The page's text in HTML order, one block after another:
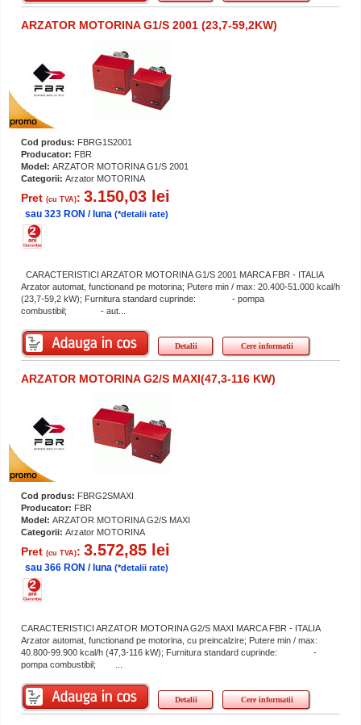
ARZATOR MOTORINA G1/S 2001 (23,7-59,2KW)
Cod produs: FBRG1S2001
Producator: FBR
Model: ARZATOR MOTORINA G1/S 2001
Categorii: Arzator MOTORINA
Pret (cu TVA): 3.150,03 lei
sau 323 RON / luna (*detalii rate)
CARACTERISTICI ARZATOR MOTORINA G1/S 2001 MARCA FBR - ITALIA
Arzator automat, functionand pe motorina; Putere min / max: 20.400-51.000 kcal/h
(23,7-59,2 kW); Furnitura standard cuprinde: - pompa
combustibil; - aut...
Detalii Cere informatii
ARZATOR MOTORINA G2/S MAXI(47,3-116 KW)
Cod produs: FBRG2SMAXI
Producator: FBR
Model: ARZATOR MOTORINA G2/S MAXI
Categorii: Arzator MOTORINA
Pret (cu TVA): 3.572,85 lei
sau 366 RON / luna (*detalii rate)
CARACTERISTICI ARZATOR MOTORINA G2/S MAXI MARCA FBR - ITALIA
Arzator automat, functionand pe motorina, cu preincalzire; Putere min / max:
40.800-99.900 kcal/h (47,3-116 kW); Furnitura standard cuprinde: -
pompa combustibil; ...
Detalii Cere informatii